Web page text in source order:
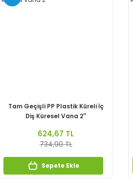
Tam Geçişli PP Plastik Küreli İç
Diş Küresel Vana 2''
624,67 TL
734,90 TL
Sepete Ekle